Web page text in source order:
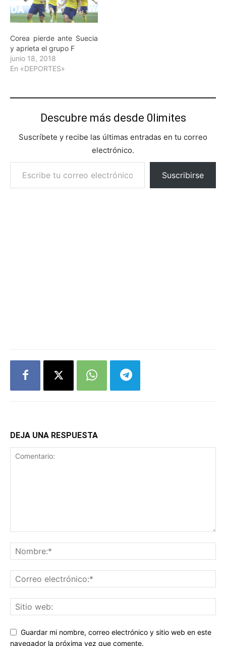
Corea pierde ante Suecia
y aprieta el grupo F
junio 18, 2018
En «DEPORTES»
Descubre más desde 0limites
Suscríbete y recibe las últimas entradas en tu correo
electrónico.
Escribe tu correo electrónico…
Suscribirse
DEJA UNA RESPUESTA
Guardar mi nombre, correo electrónico y sitio web en este
navegador la próxima vez que comente.